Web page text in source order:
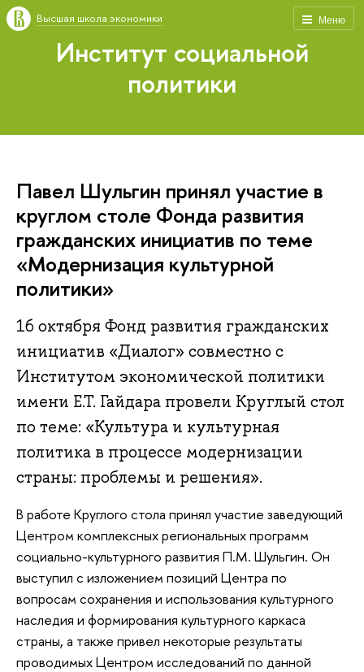
Меню
Высшая школа экономики
Институт социальной
политики
Павел Шульгин принял участие в
круглом столе Фонда развития
гражданских инициатив по теме
«Модернизация культурной
политики»
16 октября Фонд развития гражданских
инициатив «Диалог» совместно с
Институтом экономической политики
имени Е.Т. Гайдара провели Круглый стол
по теме: «Культура и культурная
политика в процессе модернизации
страны: проблемы и решения».
В работе Круглого стола принял участие заведующий
Центром комплексных региональных программ
социально-культурного развития П.М. Шульгин. Он
выступил с изложением позиций Центра по
вопросам сохранения и использования культурного
наследия и формирования культурного каркаса
страны, а также привел некоторые результаты
проводимых Центром исследований по данной